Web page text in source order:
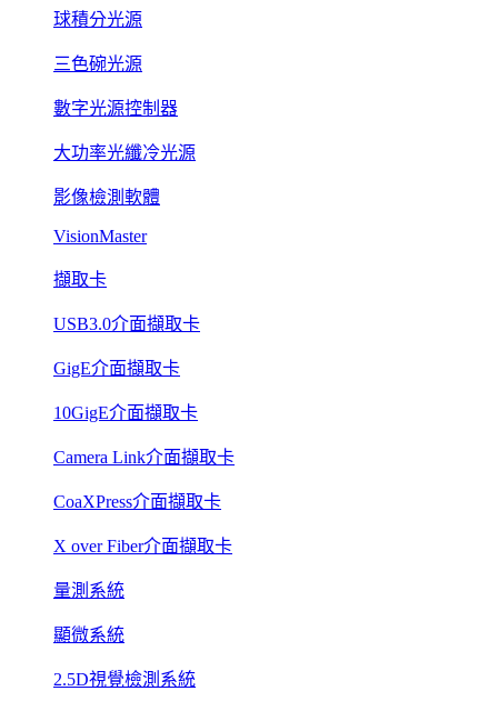
球積分光源
三色碗光源
數字光源控制器
大功率光纖冷光源
影像檢測軟體
VisionMaster
擷取卡
USB3.0介面擷取卡
GigE介面擷取卡
10GigE介面擷取卡
Camera Link介面擷取卡
CoaXPress介面擷取卡
X over Fiber介面擷取卡
量測系統
顯微系統
2.5D視覺檢測系統